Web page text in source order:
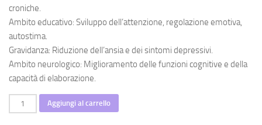
croniche.
Ambito educativo: Sviluppo dell’attenzione, regolazione emotiva,
autostima.
Gravidanza: Riduzione dell’ansia e dei sintomi depressivi.
Ambito neurologico: Miglioramento delle funzioni cognitive e della
capacità di elaborazione.
Corso
di
Aggiungi al carrello